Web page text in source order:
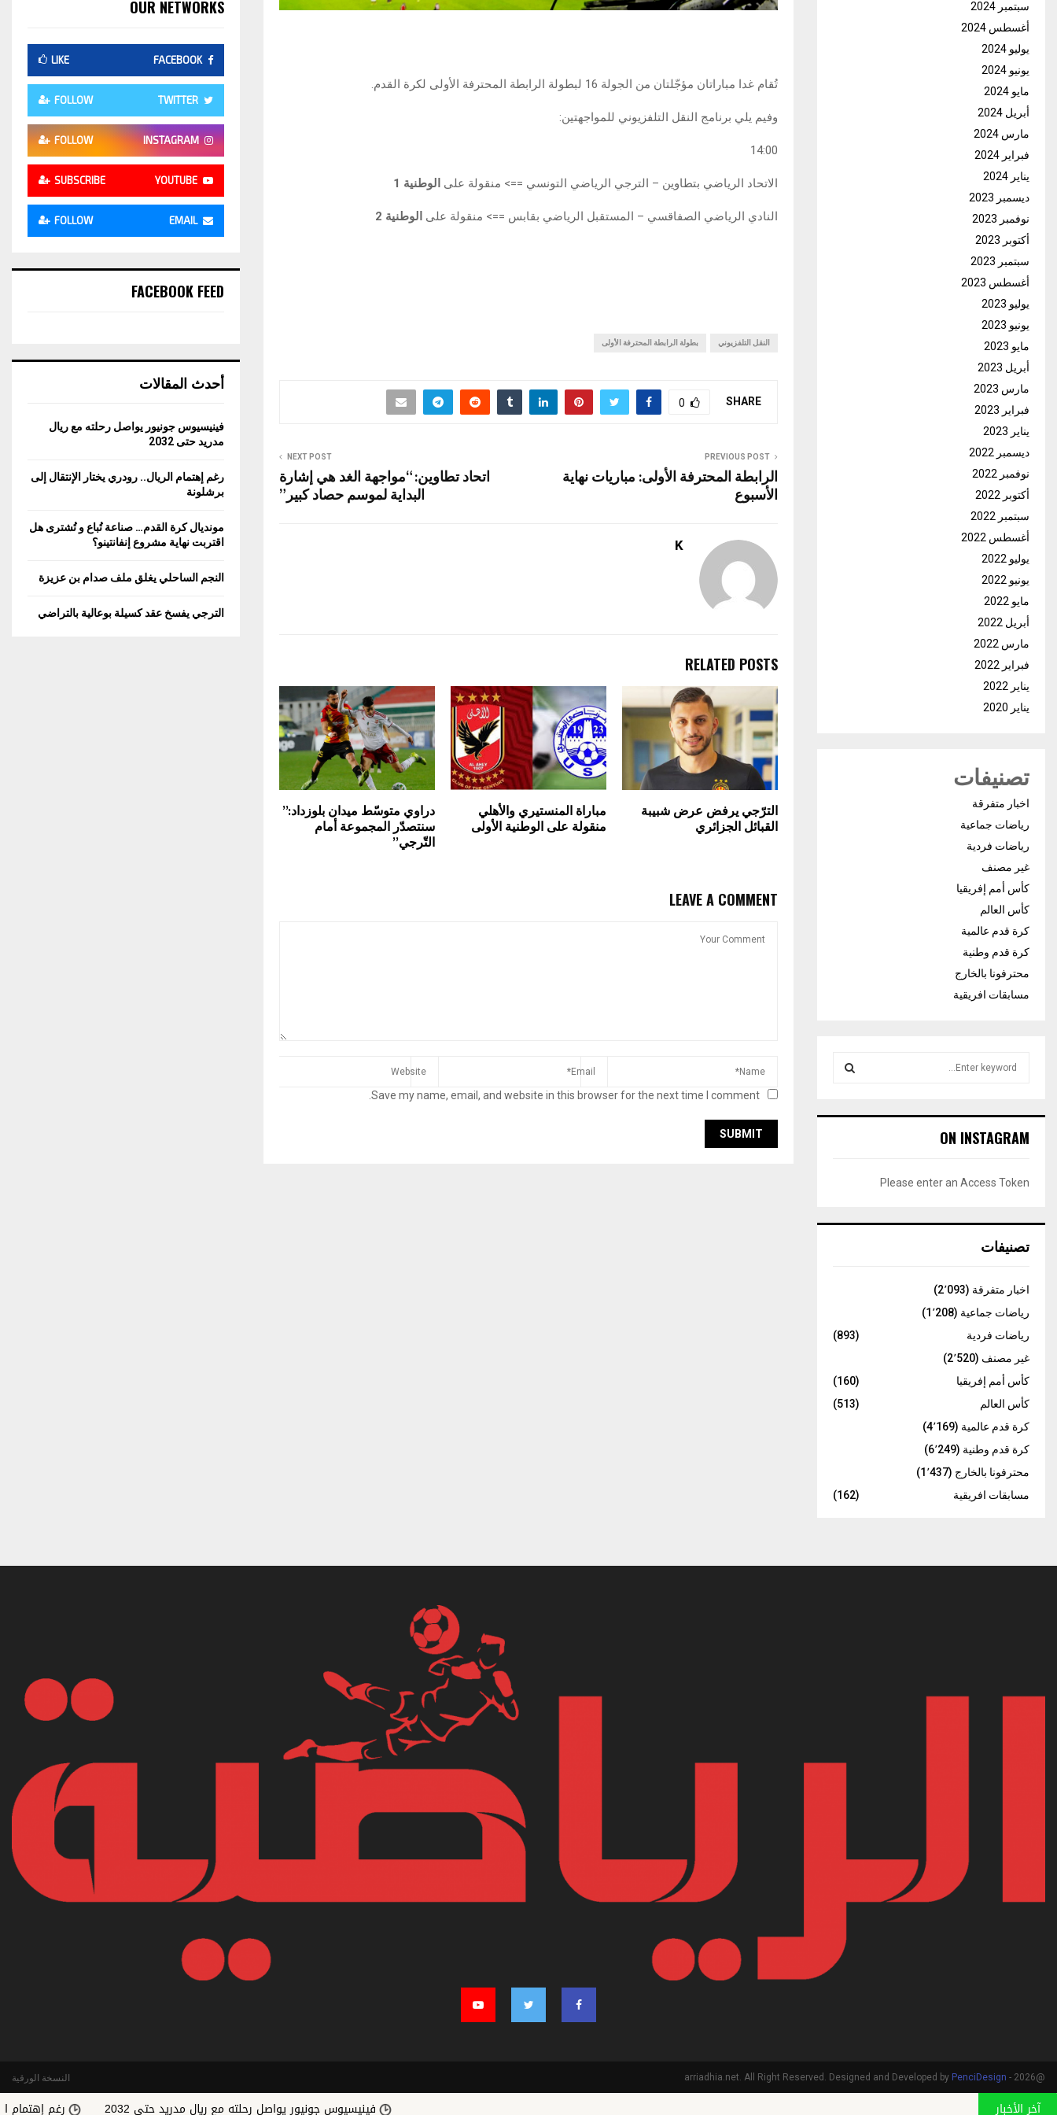
تُقام غدا مباراتان مؤجّلتان من الجولة 16 لبطولة الرابطة المحترفة الأولى لكرة القدم.
وفيم يلي برنامج النقل التلفزيوني للمواجهتين:
14:00
الاتحاد الرياضي بتطاوين – الترجي الرياضي التونسي ==> منقولة على الوطنية 1
النادي الرياضي الصفاقسي – المستقبل الرياضي بقابس ==> منقولة على الوطنية 2
النقل التلفزيوني بطولة الرابطة المحترفة الأولى
SHARE
0
PREVIOUS POST
الرابطة المحترفة الأولى: مباريات نهاية
الأسبوع
NEXT POST
اتحاد تطاوين: “مواجهة الغد هي إشارة
البداية لموسم حصاد كبير”
K
RELATED POSTS
الترّجي يرفض عرض شبيبة
القبائل الجزائري
مباراة المنستيري والأهلي
منقولة على الوطنية الأولى
دراوي متوسّط ميدان بلوزداد:”
سنتصدّر المجموعة أمام
التّرجي”
LEAVE A COMMENT
Save my name, email, and website in this browser for the next time I comment.
سبتمبر 2024
أغسطس 2024
يوليو 2024
يونيو 2024
مايو 2024
أبريل 2024
مارس 2024
فبراير 2024
يناير 2024
ديسمبر 2023
نوفمبر 2023
أكتوبر 2023
سبتمبر 2023
أغسطس 2023
يوليو 2023
يونيو 2023
مايو 2023
أبريل 2023
مارس 2023
فبراير 2023
يناير 2023
ديسمبر 2022
نوفمبر 2022
أكتوبر 2022
سبتمبر 2022
أغسطس 2022
يوليو 2022
يونيو 2022
مايو 2022
أبريل 2022
مارس 2022
فبراير 2022
يناير 2022
يناير 2020
تصنيفات
اخبار متفرقة
رياضات جماعية
رياضات فردية
غير مصنف
كأس أمم إفريقيا
كأس العالم
كرة قدم عالمية
كرة قدم وطنية
محترفونا بالخارج
مسابقات افريقية
h
C
ON INSTAGRAM
Please enter an Access Token
تصنيفات
اخبار متفرقة (2٬093)
رياضات جماعية (1٬208)
رياضات فردية
(893)
غير مصنف (2٬520)
كأس أمم إفريقيا
(160)
كأس العالم
(513)
كرة قدم عالمية (4٬169)
كرة قدم وطنية (6٬249)
محترفونا بالخارج (1٬437)
مسابقات افريقية
(162)
OUR NETWORKS
FACEBOOK
LIKE
TWITTER
FOLLOW
INSTAGRAM
FOLLOW
YOUTUBE
SUBSCRIBE
EMAIL
FOLLOW
FACEBOOK FEED
أحدث المقالات
فينيسيوس جونيور يواصل رحلته مع ريال
مدريد حتى 2032
رغم إهتمام الريال.. رودري يختار الإنتقال إلى
برشلونة
مونديال كرة القدم… صناعة تُباع و تُشترى هل
اقتربت نهاية مشروع إنفانتينو؟
النجم الساحلي يغلق ملف صدام بن عزيزة
الترجي يفسخ عقد كسيلة بوعالية بالتراضي
@2026 - arriadhia.net. All Right Reserved. Designed and Developed by
PenciDesign النسخة الورقية
آخر الأخبار فينيسيوس جونيور يواصل رحلته مع ريال مدريد حتى 2032 رغم إهتمام الريال..